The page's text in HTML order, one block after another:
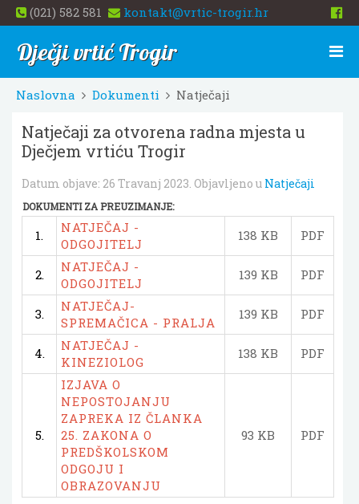
(021) 582 581 kontakt@vrtic-trogir.hr
Dječji vrtić Trogir
Naslovna Dokumenti Natječaji
Natječaji za otvorena radna mjesta u
Dječjem vrtiću Trogir
Datum objave: 26 Travanj 2023. Objavljeno u Natječaji
DOKUMENTI ZA PREUZIMANJE:
1.
NATJEČAJ -
ODGOJITELJ
138 KB PDF
2.
NATJEČAJ -
ODGOJITELJ
139 KB PDF
3.
NATJEČAJ-
SPREMAČICA - PRALJA
139 KB PDF
4.
NATJEČAJ -
KINEZIOLOG
138 KB PDF
5.
IZJAVA O
NEPOSTOJANJU
ZAPREKA IZ ČLANKA
25. ZAKONA O
PREDŠKOLSKOM
ODGOJU I
OBRAZOVANJU
93 KB PDF